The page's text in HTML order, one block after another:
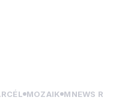
MOZAIK MNEWS